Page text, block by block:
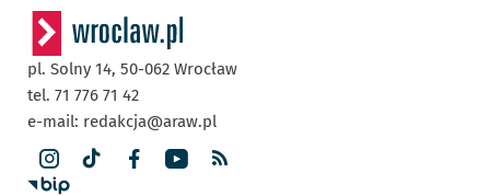
pl. Solny 14, 50-062 Wrocław
tel. 71 776 71 42
e-mail: redakcja@araw.pl